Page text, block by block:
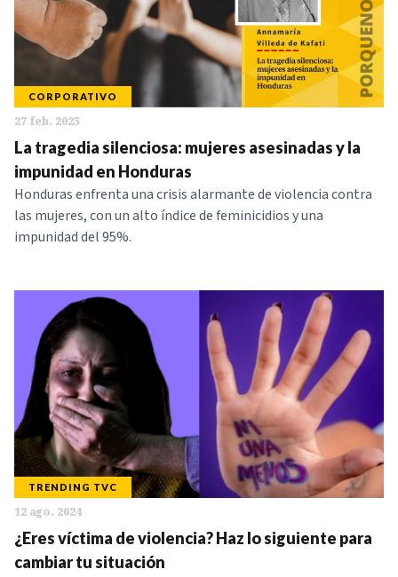
CORPORATIVO
27 feb. 2025
La tragedia silenciosa: mujeres asesinadas y la
impunidad en Honduras
Honduras enfrenta una crisis alarmante de violencia contra
las mujeres, con un alto índice de feminicidios y una
impunidad del 95%.
TRENDING TVC
12 ago. 2024
¿Eres víctima de violencia? Haz lo siguiente para
cambiar tu situación